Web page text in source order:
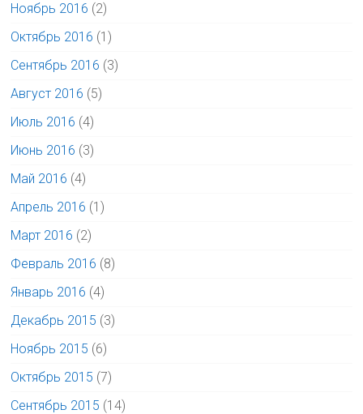
Ноябрь 2016 (2)
Октябрь 2016 (1)
Сентябрь 2016 (3)
Август 2016 (5)
Июль 2016 (4)
Июнь 2016 (3)
Май 2016 (4)
Апрель 2016 (1)
Март 2016 (2)
Февраль 2016 (8)
Январь 2016 (4)
Декабрь 2015 (3)
Ноябрь 2015 (6)
Октябрь 2015 (7)
Сентябрь 2015 (14)